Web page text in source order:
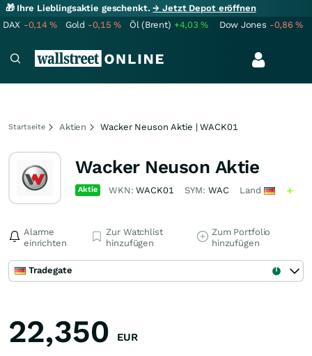
🎁 Ihre Lieblingsaktie geschenkt.→ Jetzt Depot eröffnen
DAX -0,14% Gold -0,15% Öl (Brent) +4,03% Dow Jones -0,86%
Startseite Aktien Wacker Neuson Aktie | WACK01
Wacker Neuson Aktie
Aktie WKN:WACK01 SYM: WAC Land
Alarme
einrichten
Zur Watchlist
hinzufügen
Zum Portfolio
hinzufügen
Tradegate
22,350 EUR